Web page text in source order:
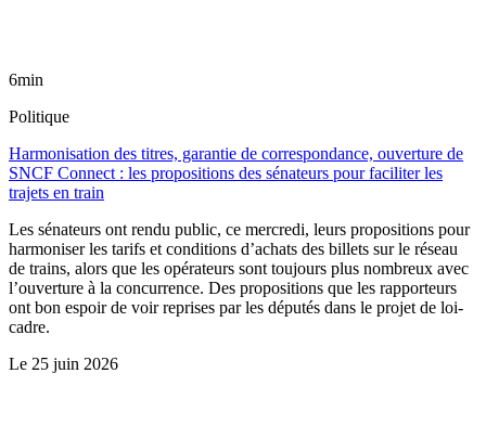
6min
Politique
Harmonisation des titres, garantie de correspondance, ouverture de
SNCF Connect : les propositions des sénateurs pour faciliter les
trajets en train
Les sénateurs ont rendu public, ce mercredi, leurs propositions pour
harmoniser les tarifs et conditions d’achats des billets sur le réseau
de trains, alors que les opérateurs sont toujours plus nombreux avec
l’ouverture à la concurrence. Des propositions que les rapporteurs
ont bon espoir de voir reprises par les députés dans le projet de loi-
cadre.
Le 25 juin 2026